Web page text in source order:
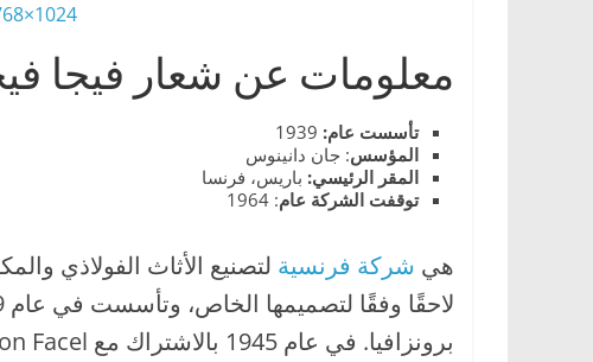
ي
1024×768 HD Png
معلومات عن شعار فيجا
تأسست عام:
المؤسس: جان دانينوس
المقر الرئيسي: باريس، فرنسا
توقفت الشركة عام: 1964
هي شركة فرنسية لتصنيع الأثاث الفولاذي